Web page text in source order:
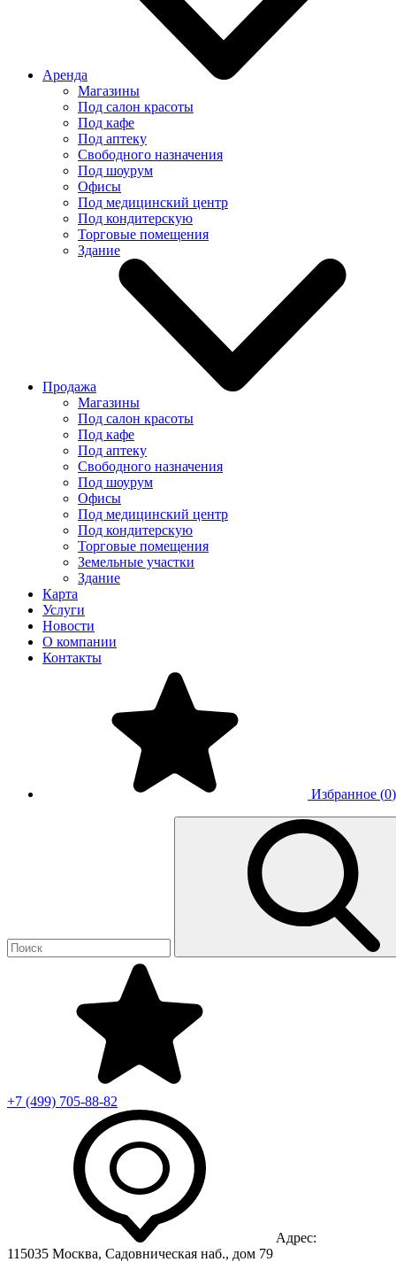
Аренда
Магазины
Под салон красоты
Под кафе
Под аптеку
Свободного назначения
Под шоурум
Офисы
Под медицинский центр
Под кондитерскую
Торговые помещения
Здание
Продажа
Магазины
Под салон красоты
Под кафе
Под аптеку
Свободного назначения
Под шоурум
Офисы
Под медицинский центр
Под кондитерскую
Торговые помещения
Земельные участки
Здание
Карта
Услуги
Новости
О компании
Контакты
Избранное (0)
+7 (499) 705-88-82
Адрес:
115035 Москва, Садовническая наб., дом 79